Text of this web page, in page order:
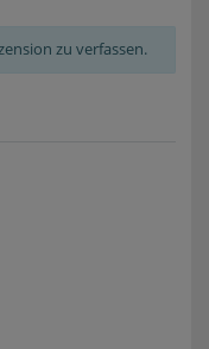
zu verfassen.